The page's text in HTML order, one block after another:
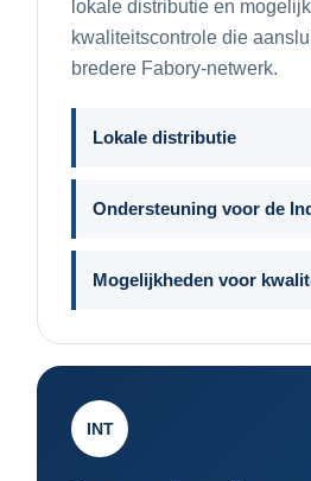
lokale distributie en
kwaliteitscontrole die
bredere Fabory-netwerk.
Lokale distributie
Ondersteuning voor de
Mogelijkheden voor
INT